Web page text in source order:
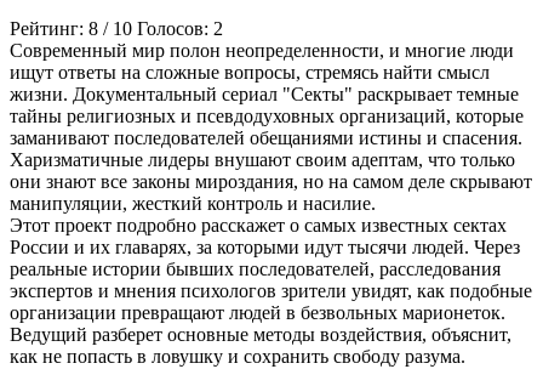
Рейтинг: 8 / 10 Голосов: 2
Современный мир полон неопределенности, и многие люди
ищут ответы на сложные вопросы, стремясь найти смысл
жизни. Документальный сериал "Секты" раскрывает темные
тайны религиозных и псевдодуховных организаций, которые
заманивают последователей обещаниями истины и спасения.
Харизматичные лидеры внушают своим адептам, что только
они знают все законы мироздания, но на самом деле скрывают
манипуляции, жесткий контроль и насилие.
Этот проект подробно расскажет о самых известных сектах
России и их главарях, за которыми идут тысячи людей. Через
реальные истории бывших последователей, расследования
экспертов и мнения психологов зрители увидят, как подобные
организации превращают людей в безвольных марионеток.
Ведущий разберет основные методы воздействия, объяснит,
как не попасть в ловушку и сохранить свободу разума.